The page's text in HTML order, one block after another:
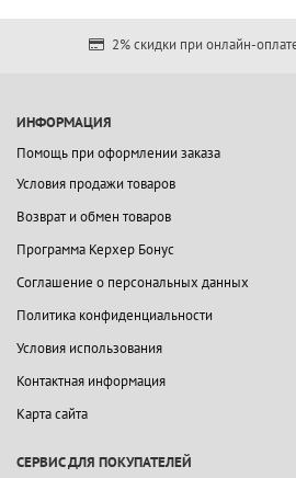
2% скидки при онлайн-
ИНФОРМАЦИЯ
Помощь при оформлении заказа
Условия продажи товаров
Возврат и обмен товаров
Программа Керхер Бонус
Соглашение о персональных данных
Политика конфиденциальности
Условия использования
Контактная информация
Карта сайта
СЕРВИС ДЛЯ ПОКУПАТЕЛЕЙ